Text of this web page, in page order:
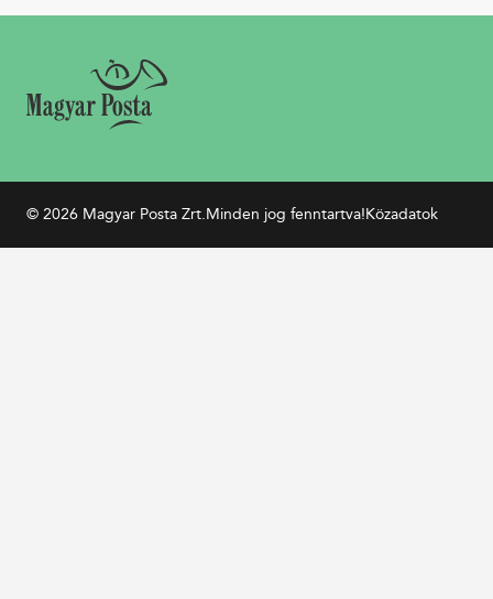
© 2026 Magyar Posta Zrt.Minden jog fenntartva!Közadatok